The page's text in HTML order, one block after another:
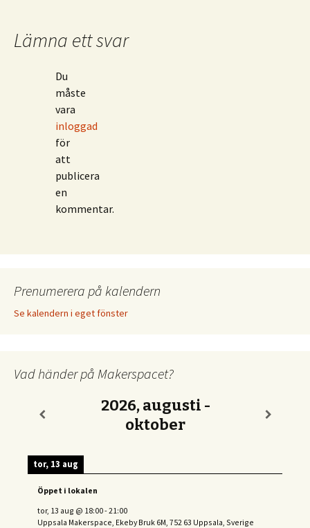
Lämna ett svar
Du
måste
vara
inloggad
för
att
publicera
en
kommentar.
Prenumerera på kalendern
Se kalendern i eget fönster
Vad händer på Makerspacet?
2026, augusti -
oktober
tor, 13 aug
Öppet i lokalen
tor, 13 aug @ 18:00-21:00
Uppsala Makerspace, Ekeby Bruk 6M, 752 63 Uppsala, Sverige